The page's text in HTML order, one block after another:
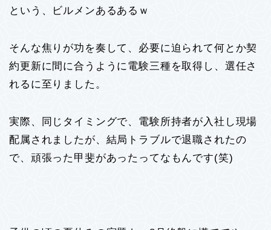
という、ビルメンあるあるｗ
そんな焦りが功を奏して、必要に迫られて何とか契
約更新に間に合うように電験三種を取得し、選任さ
れるに至りました。
実際、同じタイミングで、電験所持者が入社し現場
配属されましたが、結局トラブルで退職されたの
で、頑張った甲斐があったってなもんです(笑)